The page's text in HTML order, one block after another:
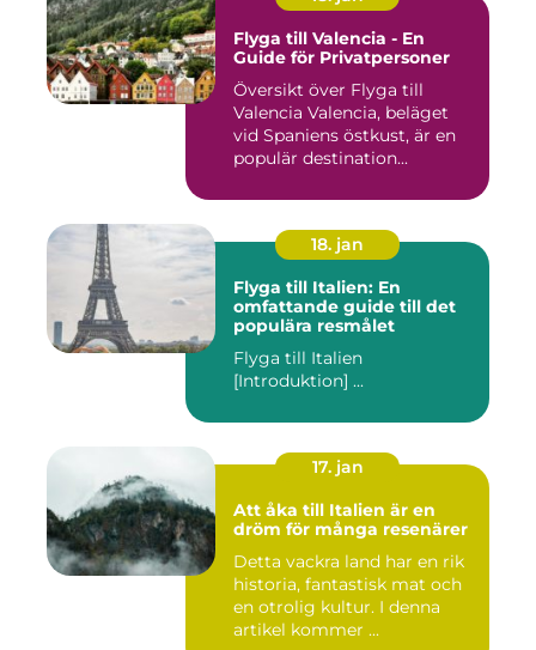
Flyga till Valencia - En
Guide för Privatpersoner
Översikt över Flyga till
Valencia Valencia, beläget
vid Spaniens östkust, är en
populär destination...
18. jan
Flyga till Italien: En
omfattande guide till det
populära resmålet
Flyga till Italien
[Introduktion] ...
17. jan
Att åka till Italien är en
dröm för många resenärer
Detta vackra land har en rik
historia, fantastisk mat och
en otrolig kultur. I denna
artikel kommer ...